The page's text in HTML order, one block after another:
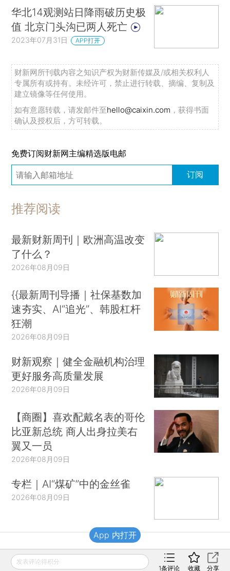
华北14观测站日降雨破历史极
值 北京门头沟已两人死亡
2023年07月31日 APP打开
财新网所刊载内容之知识产权为财新传媒及/或相关权利人
专属所有或持有。未经许可，禁止进行转载、摘编、复制及
建立镜像等任何使用。
如有意愿转载，请发邮件至hello@caixin.com ，获得书面
确认及授权后，方可转载。
免费订阅财新网主编精选版电邮
订阅
推荐阅读
最新财新周刊｜欧洲高温改变
了什么？
2026年08月09日
{{最新周刊导播｜社保基数加
速夯实、AI“追光”、韩股杠杆
狂潮
2026年08月09日
财新观察｜健全金融机构治理
更好服务高质量发展
2026年08月09日
【商圈】喜欢配戴名表的哥伦
比亚新总统 商人出身拉美右
翼又一员
2026年08月09日
专栏｜AI“煤矿”中的金丝雀
2026年08月09日
财新移动
发表评论得积分
1条评论 收藏 分享
App 内打开